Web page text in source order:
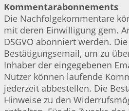
Kommentarabonnements
Die Nachfolgekommentare
mit deren Einwilligung gem.
DSGVO abonniert werden.
Bestätigungsemail, um zu
Inhaber der eingegebenen
Nutzer können laufende
jederzeit abbestellen. Die
Hinweise zu den